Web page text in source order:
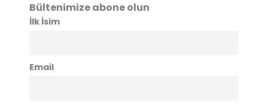
Bültenimize abone olun
İlk İsim
Email